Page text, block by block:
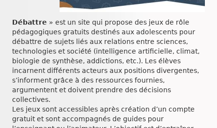
Débattre » est un site qui propose des jeux de rôle
pédagogiques gratuits destinés aux adolescents pour
débattre de sujets liés aux relations entre sciences,
technologies et société (intelligence artificielle, climat,
biologie de synthèse, addictions, etc.). Les élèves
incarnent différents acteurs aux positions divergentes,
s’informent grâce à des ressources fournies,
argumentent et doivent prendre des décisions
collectives.
Les jeux sont accessibles après création d’un compte
gratuit et sont accompagnés de guides pour